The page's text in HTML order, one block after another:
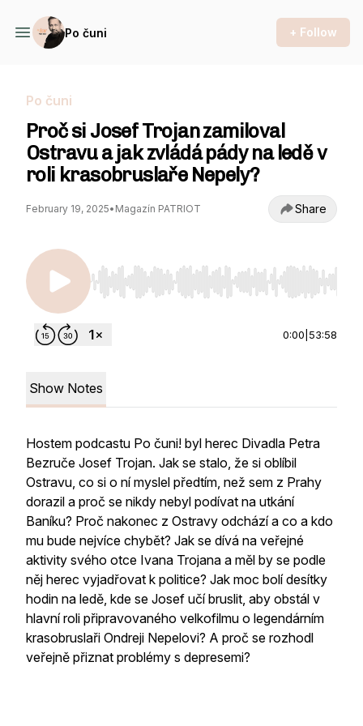
Po čuni + Follow
Po čuni
Proč si Josef Trojan zamiloval
Ostravu a jak zvládá pády na ledě v
roli krasobruslaře Nepely?
February 19, 2025• Magazín PATRIOT Share
Use Left/Right to seek, Home/End to jump to
0:00 53:58
Show Notes
Hostem podcastu Po čuni! byl herec Divadla Petra
Bezruče Josef Trojan. Jak se stalo, že si oblíbil
Ostravu, co si o ní myslel předtím, než sem z Prahy
dorazil a proč se nikdy nebyl podívat na utkání
Baníku? Proč nakonec z Ostravy odchází a co a kdo
mu bude nejvíce chybět? Jak se dívá na veřejné
aktivity svého otce Ivana Trojana a měl by se podle
něj herec vyjadřovat k politice? Jak moc bolí desítky
hodin na ledě, kde se Josef učí bruslit, aby obstál v
hlavní roli připravovaného velkofilmu o legendárním
krasobruslaři Ondreji Nepelovi? A proč se rozhodl
veřejně přiznat problémy s depresemi?